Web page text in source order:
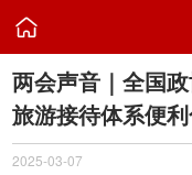

两会声音｜全国
旅游接待体系便
2025-03-07